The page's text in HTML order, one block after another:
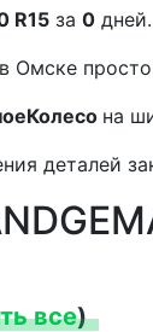
R15 за 0 дней.
в Омске
на
деталей
все)